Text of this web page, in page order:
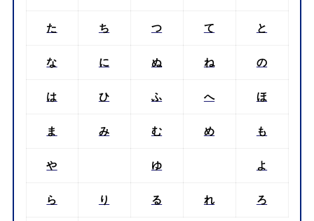
た ち つ て と
な に ぬ ね の
は ひ ふ へ ほ
ま み む め も
や ゆ よ
ら り る れ ろ